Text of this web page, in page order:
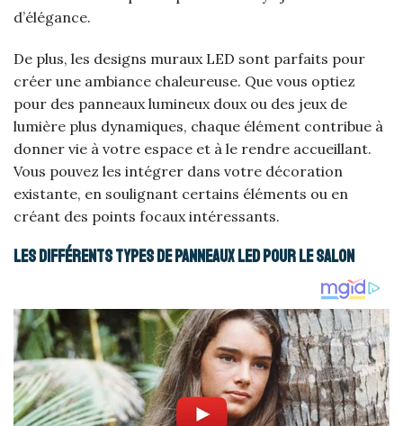
d’élégance.
De plus, les designs muraux LED sont parfaits pour
créer une ambiance chaleureuse. Que vous optiez
pour des panneaux lumineux doux ou des jeux de
lumière plus dynamiques, chaque élément contribue à
donner vie à votre espace et à le rendre accueillant.
Vous pouvez les intégrer dans votre décoration
existante, en soulignant certains éléments ou en
créant des points focaux intéressants.
Les différents types de panneaux LED pour le salon